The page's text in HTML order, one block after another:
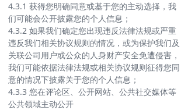
4.3.1 获得您明确同意或基于您的主动选择，我
们可能会公开披露您的个人信息；
4.3.2 如果我们确定您出现违反法律法规或严重
违反我们相关协议规则的情况，或为保护我们及
关联公司用户或公众的人身财产安全免遭侵害，
我们可能依据法律法规或相关协议规则征得您同
意的情况下披露关于您的个人信息；
4.3.3 您在评论区、公开网站、公共社交媒体等
公共领域主动公开